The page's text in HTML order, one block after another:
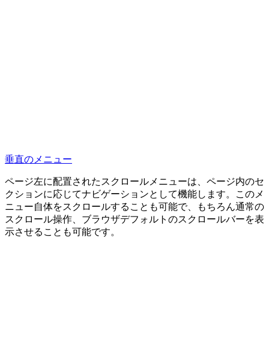
垂直のメニュー
ページ左に配置されたスクロールメニューは、ページ内のセ
クションに応じてナビゲーションとして機能します。このメ
ニュー自体をスクロールすることも可能で、もちろん通常の
スクロール操作、ブラウザデフォルトのスクロールバーを表
示させることも可能です。